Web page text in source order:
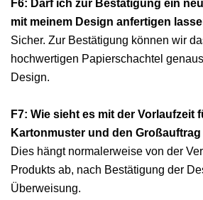
F6: Darf ich zur Bestätigung ein
mit meinem Design anfertigen
Sicher. Zur Bestätigung können wir
hochwertigen Papierschachtel
Design.
F7: Wie sieht es mit der Vorlaufzeit
Kartonmuster und den Großauftrag
Dies hängt normalerweise von der
Produkts ab, nach Bestätigung der
Überweisung.